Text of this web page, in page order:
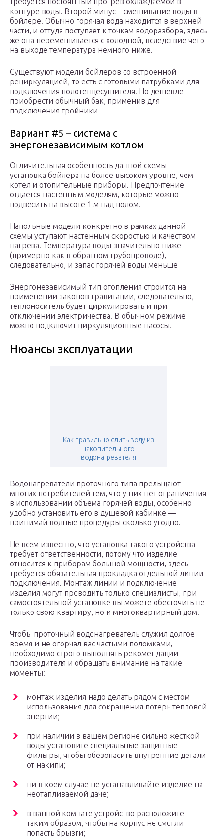
контуре воды. Второй минус – смешивание воды в
бойлере. Обычно горячая вода находится в верхней
части, и оттуда поступает к точкам водоразбора, здесь
же она перемешивается с холодной, вследствие чего
на выходе температура немного ниже.
Существуют модели бойлеров со встроенной
рециркуляцией, то есть с готовыми патрубками для
подключения полотенцесушителя. Но дешевле
приобрести обычный бак, применив для
подключения тройники.
Вариант #5 – система с
энергонезависимым котлом
Отличительная особенность данной схемы –
установка бойлера на более высоком уровне, чем
котел и отопительные приборы. Предпочтение
отдается настенным моделям, которые можно
подвесить на высоте 1 м над полом.
Напольные модели конкретно в рамках данной
схемы уступают настенным скоростью и качеством
нагрева. Температура воды значительно ниже
(примерно как в обратном трубопроводе),
следовательно, и запас горячей воды меньше
Энергонезависимый тип отопления строится на
применении законов гравитации, следовательно,
теплоноситель будет циркулировать и при
отключении электричества. В обычном режиме
можно подключит циркуляционные насосы.
Нюансы эксплуатации
Как правильно слить воду из
накопительного
водонагревателя
Водонагреватели проточного типа прельщают
многих потребителей тем, что у них нет ограничения
в использовании объема горячей воды, особенно
удобно установить его в душевой кабинке —
принимай водные процедуры сколько угодно.
Не всем известно, что установка такого устройства
требует ответственности, потому что изделие
относится к приборам большой мощности, здесь
требуется обязательная прокладка отдельной линии
подключения. Монтаж линии и подключение
изделия могут проводить только специалисты, при
самостоятельной установке вы можете обесточить не
только свою квартиру, но и многоквартирный дом.
Чтобы проточный водонагреватель служил долгое
время и не огорчал вас частыми поломками,
необходимо строго выполнять рекомендации
производителя и обращать внимание на такие
моменты:
монтаж изделия надо делать рядом с местом
использования для сокращения потерь тепловой
энергии;
при наличии в вашем регионе сильно жесткой
воды установите специальные защитные
фильтры, чтобы обезопасить внутренние детали
от накипи;
ни в коем случае не устанавливайте изделие на
неотапливаемой даче;
в ванной комнате устройство расположите
таким образом, чтобы на корпус не смогли
попасть брызги;